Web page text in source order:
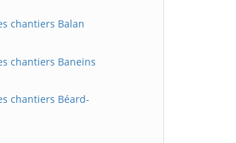
chantiers Balan
chantiers Baneins
chantiers Béard-